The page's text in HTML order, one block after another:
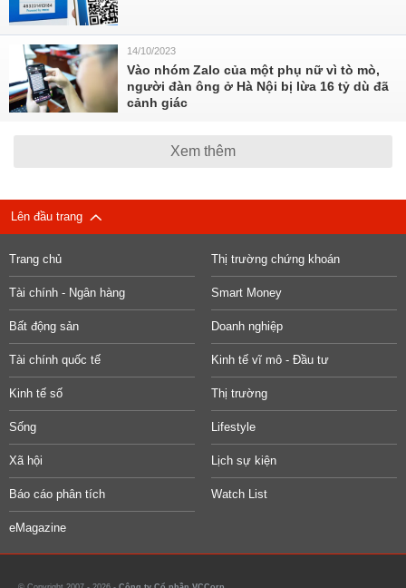
14/10/2023
Vào nhóm Zalo của một phụ nữ vì tò mò,
người đàn ông ở Hà Nội bị lừa 16 tỷ dù đã
cảnh giác
Xem thêm
Lên đầu trang
Trang chủ Thị trường chứng khoán
Tài chính - Ngân hàng Smart Money
Bất động sản Doanh nghiệp
Tài chính quốc tế Kinh tế vĩ mô - Đầu tư
Kinh tế số Thị trường
Sống Lifestyle
Xã hội Lịch sự kiện
Báo cáo phân tích Watch List
eMagazine